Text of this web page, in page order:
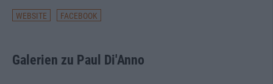
WEBSITE FACEBOOK
Galerien zu Paul Di'Anno